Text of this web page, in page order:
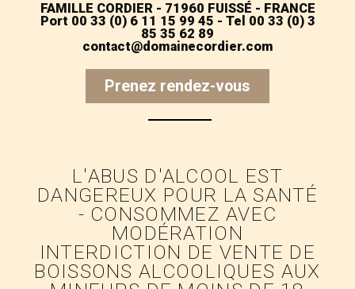
FAMILLE CORDIER - 71960 FUISSÉ - FRANCE
Port 00 33 (0) 6 11 15 99 45 - Tel 00 33 (0) 3
85 35 62 89
contact@domainecordier.com
Prenez rendez-vous
L'ABUS D'ALCOOL EST
DANGEREUX POUR LA SANTÉ
- CONSOMMEZ AVEC
MODÉRATION
INTERDICTION DE VENTE DE
BOISSONS ALCOOLIQUES AUX